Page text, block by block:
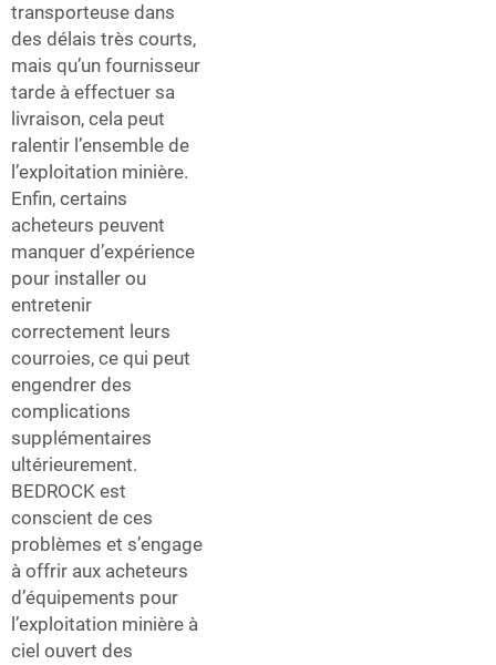
transporteuse dans
des délais très courts,
mais qu’un fournisseur
tarde à effectuer sa
livraison, cela peut
ralentir l’ensemble de
l’exploitation minière.
Enfin, certains
acheteurs peuvent
manquer d’expérience
pour installer ou
entretenir
correctement leurs
courroies, ce qui peut
engendrer des
complications
supplémentaires
ultérieurement.
BEDROCK est
conscient de ces
problèmes et s’engage
à offrir aux acheteurs
d’équipements pour
l’exploitation minière à
ciel ouvert des